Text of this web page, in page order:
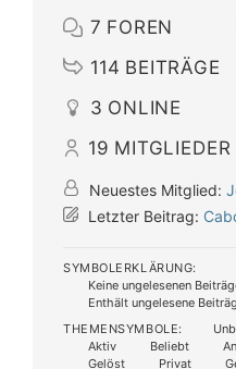
7 FOREN
114 BEITRÄGE
3 ONLINE
19 MITGLIEDER
Neuestes Mitglied:
Letzter Beitrag:
SYMBOLERKLÄRUNG:
Keine ungelesenen
Enthält ungelesene
THEMENSYMBOLE:
Aktiv
Beliebt
Gelöst
Privat